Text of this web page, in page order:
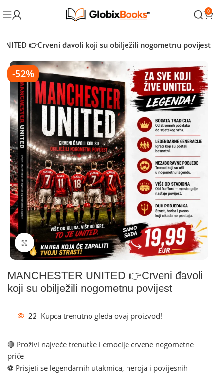
0
UNITED 👉Crveni đavoli koji su obilježili nogometnu povijest
-52%
Klikni za povećanje
MANCHESTER UNITED 👉Crveni đavoli
koji su obilježili nogometnu povijest
22 Kupca trenutno gleda ovaj proizvod!
🔴 Proživi najveće trenutke i emocije crvene nogometne
priče
⚽ Prisjeti se legendarnih utakmica, heroja i povijesnih